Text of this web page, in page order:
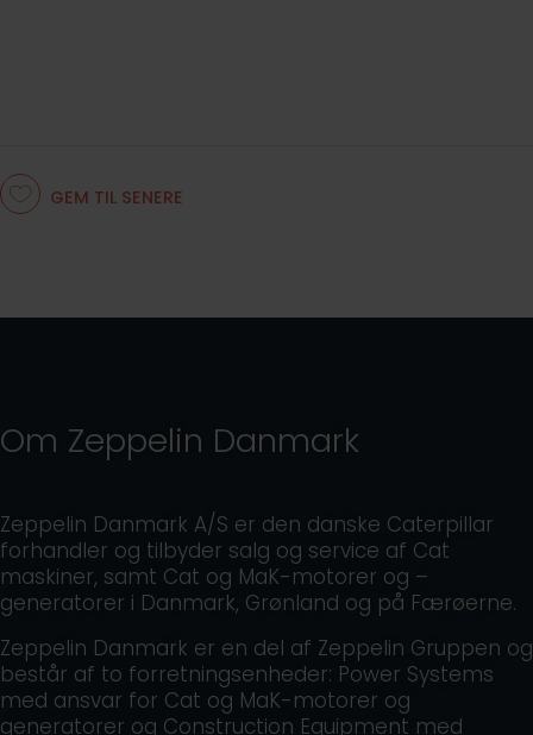
GEM TIL SENERE
Om Zeppelin Danmark
Zeppelin Danmark A/S er den danske Caterpillar
forhandler og tilbyder salg og service af Cat
maskiner, samt Cat og MaK-motorer og –
generatorer i Danmark, Grønland og på Færøerne.
Zeppelin Danmark er en del af Zeppelin Gruppen og
består af to forretningsenheder: Power Systems
med ansvar for Cat og MaK-motorer og
generatorer og Construction Equipment med